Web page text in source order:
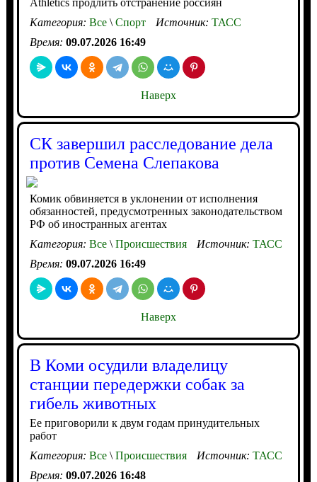
Athletics продлить отстранение россиян
Категория: Все\Спорт Источник: ТАСС
Время: 09.07.2026 16:49
Наверх
СК завершил расследование дела
против Семена Слепакова
Комик обвиняется в уклонении от исполнения
обязанностей, предусмотренных законодательством
РФ об иностранных агентах
Категория: Все\Происшествия Источник: ТАСС
Время: 09.07.2026 16:49
Наверх
В Коми осудили владелицу
станции передержки собак за
гибель животных
Ее приговорили к двум годам принудительных
работ
Категория: Все\Происшествия Источник: ТАСС
Время: 09.07.2026 16:48